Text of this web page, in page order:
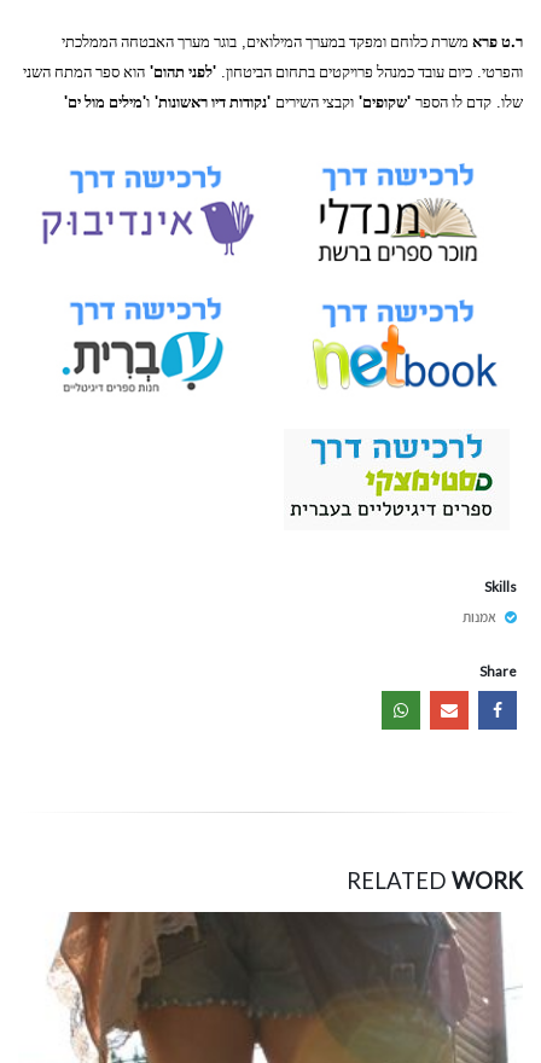
ר.ט פרא משרת כלוחם ומפקד במערך המילואים, בוגר מערך האבטחה הממלכתי
והפרטי. כיום עובד כמנהל פרויקטים בתחום הביטחון.
'לפני תהום' הוא ספר המתח השני
שלו. קדם לו הספר 'שקופים' וקבצי השירים 'נקודות דיו ראשונות' ו'מילים מול ים'
Skills
אמנות
Share
RELATED WORK